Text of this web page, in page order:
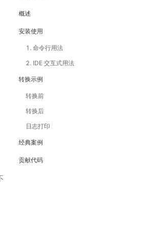
概述
安装使用
1. 命令行用法
2. IDE 交互式用法
转换示例
转换前
转换后
日志打印
经典案例
贡献代码